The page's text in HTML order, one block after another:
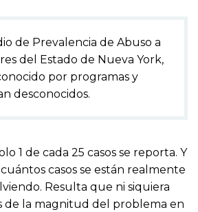
de Prevalencia de Abuso a
del Estado de Nueva York,
por programas y
desconocidos.
1 de cada 25 casos se reporta. Y
casos se están realmente
Resulta que ni siquiera
de la magnitud del problema en